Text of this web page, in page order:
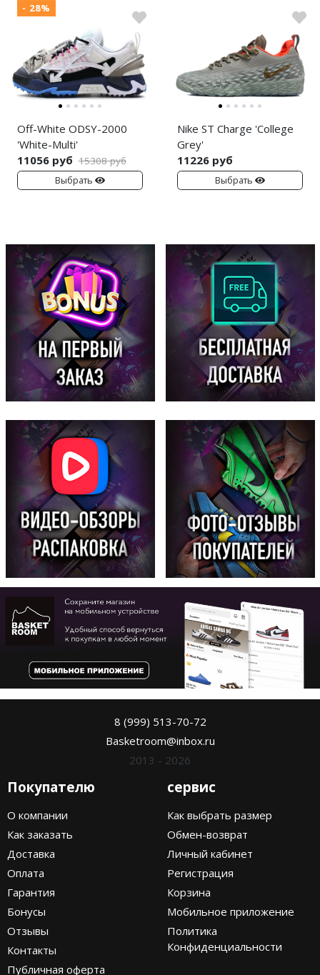
- 28%
Off-White ODSY-2000
'White-Multi'
11056 руб 15308 руб
Выбрать
Nike ST Charge 'College
Grey'
11226 руб
Выбрать
8 (999) 513-70-72
Basketroom@inbox.ru
2013 - 2026
Покупателю
О компании
Как заказать
Доставка
Оплата
Гарантия
Бонусы
Отзывы
Контакты
Публичная оферта
сервис
Как выбрать размер
Обмен-возврат
Личный кабинет
Регистрация
Корзина
Мобильное приложение
Политика
Конфиденциальности